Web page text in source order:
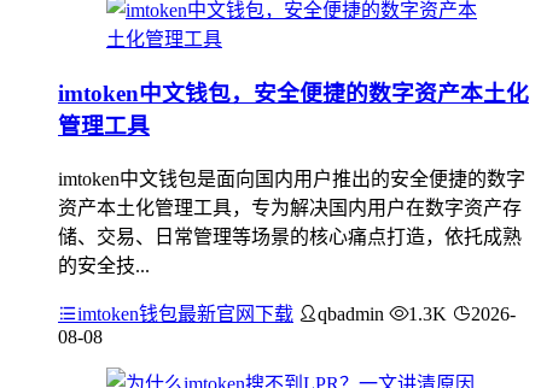
imtoken中文钱包，安全便捷的数字资产本土化
管理工具
imtoken中文钱包是面向国内用户推出的安全便捷的数字
资产本土化管理工具，专为解决国内用户在数字资产存
储、交易、日常管理等场景的核心痛点打造，依托成熟
的安全技...
imtoken钱包最新官网下载 qbadmin 1.3K
2026-
08-08